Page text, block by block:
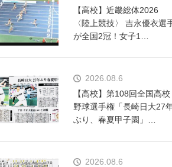
【高校】近畿総体2026
〈陸上競技〉 吉永優衣選
が全国2冠！女子1…
2026.08.6
【高校】第108回全国高校
野球選手権「長崎日大27
ぶり、春夏甲子園」…
2026.08.6